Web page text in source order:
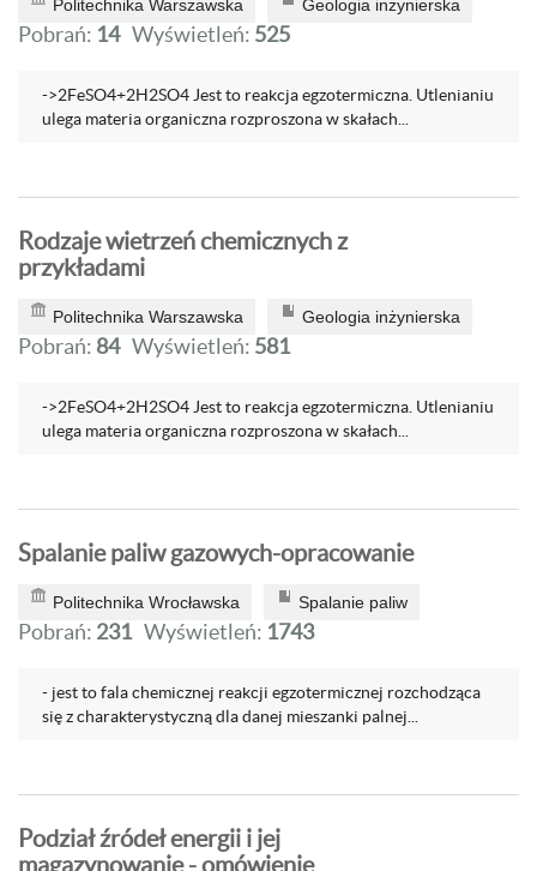
Politechnika Warszawska Geologia inżynierska
Pobrań: 14 Wyświetleń: 525
->2FeSO4+2H2SO4 Jest to reakcja egzotermiczna. Utlenianiu
ulega materia organiczna rozproszona w skałach...
Rodzaje wietrzeń chemicznych z
przykładami
Politechnika Warszawska Geologia inżynierska
Pobrań: 84 Wyświetleń: 581
->2FeSO4+2H2SO4 Jest to reakcja egzotermiczna. Utlenianiu
ulega materia organiczna rozproszona w skałach...
Spalanie paliw gazowych-opracowanie
Politechnika Wrocławska Spalanie paliw
Pobrań: 231 Wyświetleń: 1743
- jest to fala chemicznej reakcji egzotermicznej rozchodząca
się z charakterystyczną dla danej mieszanki palnej...
Podział źródeł energii i jej
magazynowanie - omówienie